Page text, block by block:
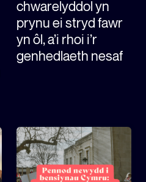
chwarelyddol yn
prynu ei stryd fawr
yn ôl, a’i rhoi i’r
genhedlaeth nesaf